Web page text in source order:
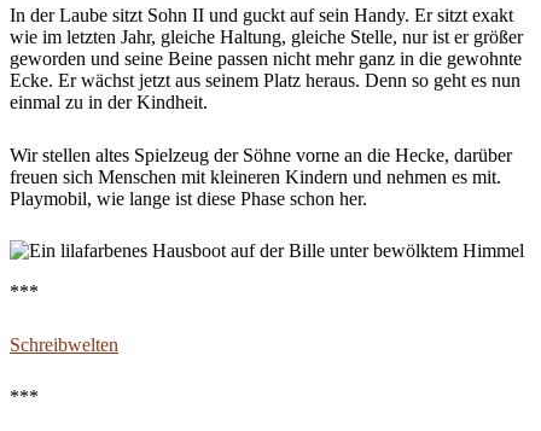
In der Laube sitzt Sohn II und guckt auf sein Handy. Er sitzt exakt
wie im letzten Jahr, gleiche Haltung, gleiche Stelle, nur ist er größer
geworden und seine Beine passen nicht mehr ganz in die gewohnte
Ecke. Er wächst jetzt aus seinem Platz heraus. Denn so geht es nun
einmal zu in der Kindheit.
Wir stellen altes Spielzeug der Söhne vorne an die Hecke, darüber
freuen sich Menschen mit kleineren Kindern und nehmen es mit.
Playmobil, wie lange ist diese Phase schon her.
***
Schreibwelten
***